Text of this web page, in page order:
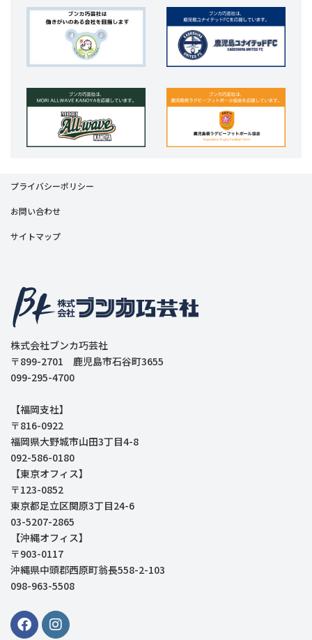
プライバシーポリシー
お問い合わせ
サイトマップ
株式会社ブンカ巧芸社
〒899-2701 鹿児島市石谷町3655
099-295-4700
【福岡支社】
〒816-0922
福岡県大野城市山田3丁目4-8
092-586-0180
【東京オフィス】
〒123-0852
東京都足立区関原3丁目24-6
03-5207-2865
【沖縄オフィス】
〒903-0117
沖縄県中頭郡西原町翁長558-2-103
098-963-5508